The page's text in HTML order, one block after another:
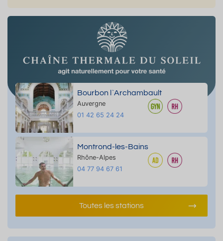
Bourbon l`Archambault
Auvergne
01 42 65 24 24
Montrond-les-Bains
Rhône-Alpes
04 77 94 67 61
Toutes les stations